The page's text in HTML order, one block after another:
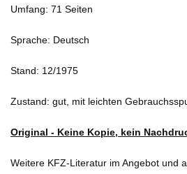
Umfang: 71 Seiten
Sprache: Deutsch
Stand: 12/1975
Zustand: gut, mit leichten
Original - Keine Kopie, kein
Weitere KFZ-Literatur im Angebot und